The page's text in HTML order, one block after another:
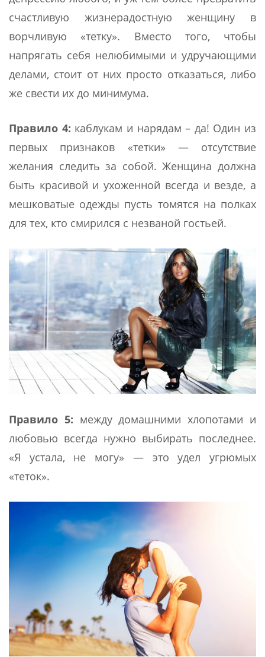
счастливую жизнерадостную женщину в
ворчливую «тетку». Вместо того, чтобы
напрягать себя нелюбимыми и удручающими
делами, стоит от них просто отказаться, либо
же свести их до минимума.
Правило 4: каблукам и нарядам – да! Один из
первых признаков «тетки» — отсутствие
желания следить за собой. Женщина должна
быть красивой и ухоженной всегда и везде, а
мешковатые одежды пусть томятся на полках
для тех, кто смирился с незваной гостьей.
Правило 5: между домашними хлопотами и
любовью всегда нужно выбирать последнее.
«Я устала, не могу» — это удел угрюмых
«теток».